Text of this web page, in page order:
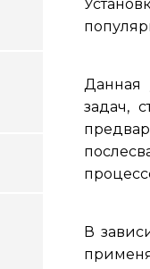
Данная
задач,
В